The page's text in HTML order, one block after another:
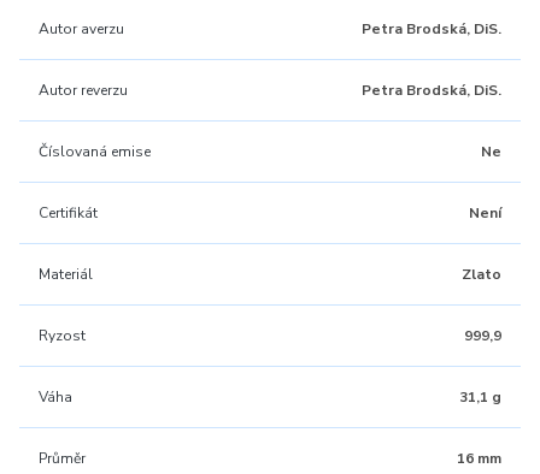
Autor averzu Petra Brodská, DiS.
Autor reverzu Petra Brodská, DiS.
Číslovaná emise Ne
Certifikát Není
Materiál Zlato
Ryzost 999,9
Váha 31,1 g
Průměr 16 mm